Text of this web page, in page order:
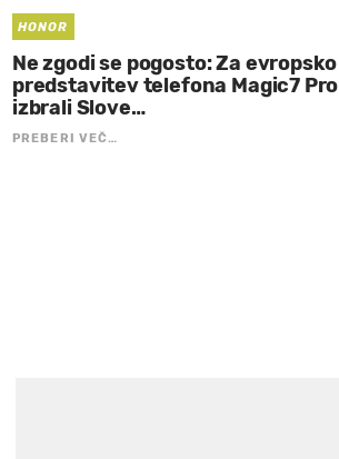
HONOR
Ne zgodi se pogosto: Za evropsko
predstavitev telefona Magic7 Pro
izbrali Slove…
PREBERI VEČ…